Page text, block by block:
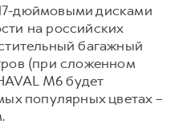
дюймовыми дисками
на российских
багажный
(при сложенном
M6 будет
популярных цветах –